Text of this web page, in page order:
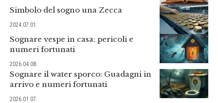
Simbolo del sogno una Zecca
2024.07.01.
Sognare vespe in casa: pericoli e
numeri fortunati
2026.04.08.
Sognare il water sporco: Guadagni in
arrivo e numeri fortunati
2026.01.07.